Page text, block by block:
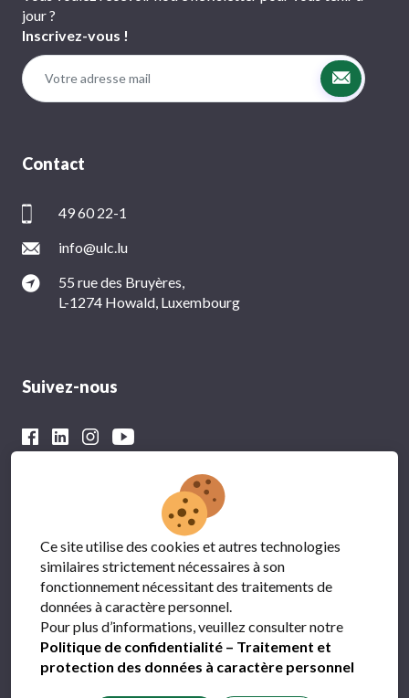
jour ?
Inscrivez-vous !
Contact
49 60 22-1
info@ulc.lu
55 rue des Bruyères,
L-1274 Howald, Luxembourg
Suivez-nous
Avec le soutien financier du
Ce site utilise des cookies et autres technologies
similaires strictement nécessaires à son
fonctionnement nécessitant des traitements de
données à caractère personnel.
Pour plus d’informations, veuillez consulter notre
Politique de confidentialité – Traitement et
protection des données à caractère personnel